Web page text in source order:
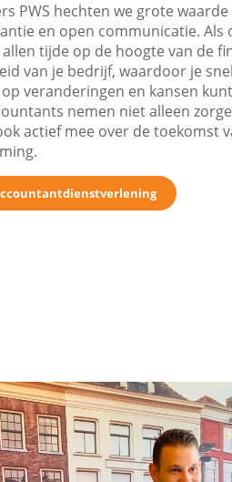
PWS hechten we grote
en open communicatie. Als
tijde op de hoogte van de
van je bedrijf, waardoor je
veranderingen en kansen
nemen niet alleen
actief mee over de toekomst